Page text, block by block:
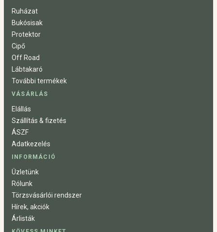
Ruházat
Bukósisak
Protektor
Cipő
Off Road
Lábtakaró
További termékek
VÁSÁRLÁS
Elállás
Szállítás & fizetés
ÁSZF
Adatkezelés
INFORMÁCIÓ
Üzletünk
Rólunk
Törzsvásárlói rendszer
Hírek, akciók
Árlisták